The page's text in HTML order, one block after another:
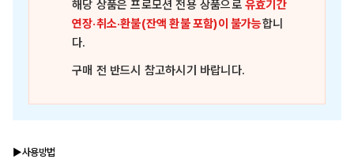
해당 상품은프로모션 전용 상품으로유효기간
연장·취소·환불(잔액 환불 포함)이 불가능합니
다.
구매 전 반드시 참고하시기 바랍니다.
▶사용방법